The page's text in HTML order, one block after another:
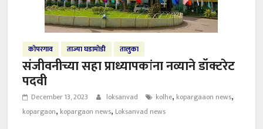
कोपरगाव ताज्या घडामोडी तालुका
संजीवनीच्या सहा प्राध्यापकांना नव्याने डॉक्टरेट
पदवी
December 13, 2023 loksanvad kolhe, kopargaaon news,
kopargaon, kopargaon news, Loksanvad news